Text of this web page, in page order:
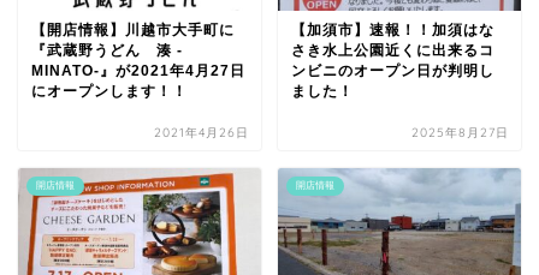
【開店情報】川越市大手町に
『武蔵野うどん 湊 -
MINATO-』が2021年4月27日
にオープンします！！
2021年4月26日
【加須市】速報！！加須はな
さき水上公園近くに出来るコ
ンビニのオープン日が判明し
ました！
2025年8月27日
開店情報 開店情報